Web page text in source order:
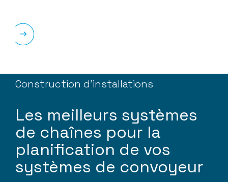
Construction d’installations
Les meilleurs systèmes
de chaînes pour la
planification de vos
systèmes de convoyeur